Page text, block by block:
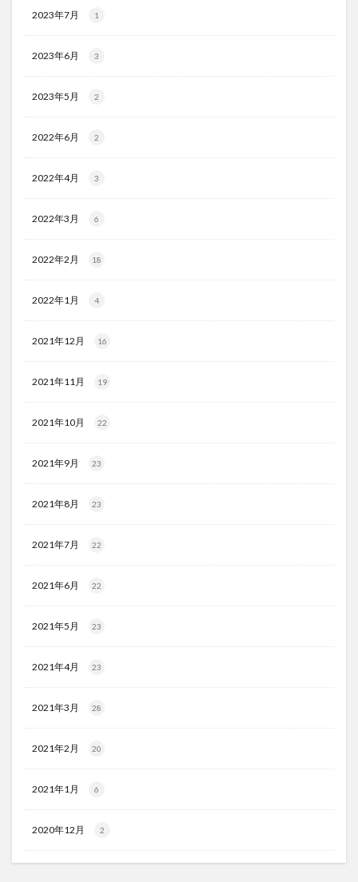
2023年7月 1
2023年6月 3
2023年5月 2
2022年6月 2
2022年4月 3
2022年3月 6
2022年2月 18
2022年1月 4
2021年12月 16
2021年11月 19
2021年10月 22
2021年9月 23
2021年8月 23
2021年7月 22
2021年6月 22
2021年5月 23
2021年4月 23
2021年3月 28
2021年2月 20
2021年1月 6
2020年12月 2